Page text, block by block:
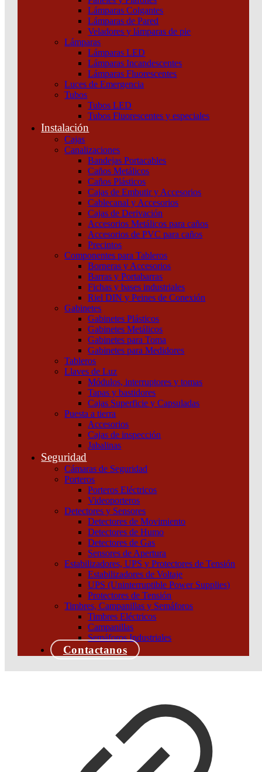
Lámparas Colgantes
Lámparas de Pared
Veladores y lámparas de pie
Lámparas
Lámparas LED
Lámparas Incandescentes
Lámparas Fluorescentes
Luces de Emergencia
Tubos
Tubos LED
Tubos Fluorescentes y especiales
Instalación
Cajas
Canalizaciones
Bandejas Portacables
Caños Metálicos
Caños Plásticos
Cajas de Embutir y Accesorios
Cablecanal y Accesorios
Cajas de Derivación
Accesorios Metálicos para caños
Accesorios de PVC para caños
Precintos
Componentes para Tableros
Borneras y Accesorios
Barras y Portabarras
Fichas y bases industriales
Riel DIN y Peines de Conexión
Gabinetes
Gabinetes Plásticos
Gabinetes Metálicos
Gabinetes para Toma
Gabinetes para Medidores
Tableros
Llaves de Luz
Módulos, interruptores y tomas
Tapas y bastidores
Cajas Superficie y Capsuladas
Puesta a tierra
Accesorios
Cajas de inspección
Jabalinas
Seguridad
Cámaras de Seguridad
Porteros
Porteros Eléctricos
Videoporteros
Detectores y Sensores
Detectores de Movimiento
Detectores de Humo
Detectores de Gas
Sensores de Apertura
Estabilizadores, UPS y Protectores de Tensión
Estabilizadores de Voltaje
UPS (Uninterruptible Power Supplies)
Protectores de Tensión
Timbres, Campanillas y Semáforos
Timbres Eléctricos
Campanillas
Semáforos Industriales
Contactanos
ARRANQUE 3FASE 12A 200-240V 2,2KW Schneider
Añadir al carrito